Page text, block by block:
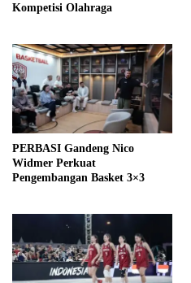
Kompetisi Olahraga
PERBASI Gandeng Nico
Widmer Perkuat
Pengembangan Basket 3×3